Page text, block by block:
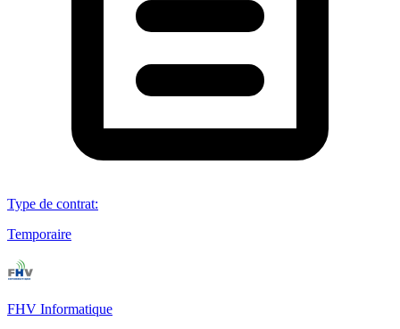
Type de contrat:
Temporaire
FHV Informatique